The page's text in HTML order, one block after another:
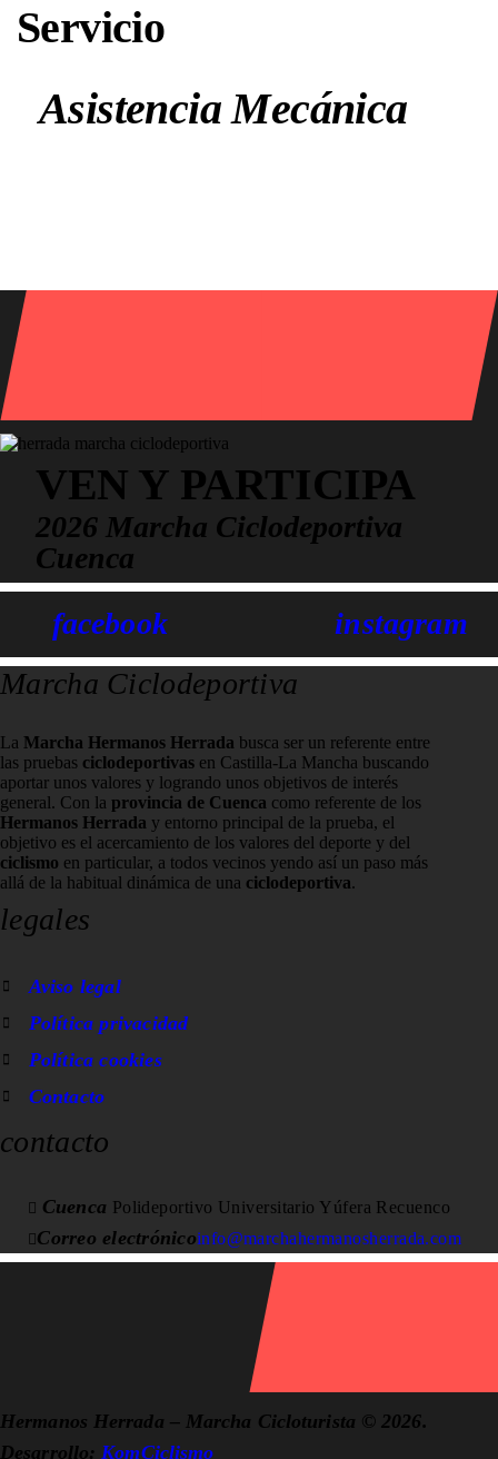
Servicio
Asistencia Mecánica
VEN Y PARTICIPA
2026 Marcha Ciclodeportiva
Cuenca
facebook
instagram
Marcha Ciclodeportiva
La Marcha Hermanos Herrada busca ser un referente entre
las pruebas ciclodeportivas en Castilla-La Mancha buscando
aportar unos valores y logrando unos objetivos de interés
general. Con la provincia de Cuenca como referente de los
Hermanos Herrada y entorno principal de la prueba, el
objetivo es el acercamiento de los valores del deporte y del
ciclismo en particular, a todos vecinos yendo así un paso más
allá de la habitual dinámica de una ciclodeportiva.
legales
Aviso legal
Política privacidad
Política cookies
Contacto
contacto
Cuenca Polideportivo Universitario Yúfera Recuenco
Correo electrónicoinfo@marchahermanosherrada.com
Hermanos Herrada – Marcha Cicloturista © 2026.
Desarrollo: KomCiclismo